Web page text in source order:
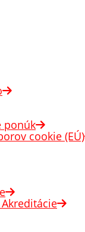
ponúk
cookie (EÚ)